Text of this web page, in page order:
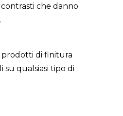
che danno
di finitura
su qualsiasi tipo di